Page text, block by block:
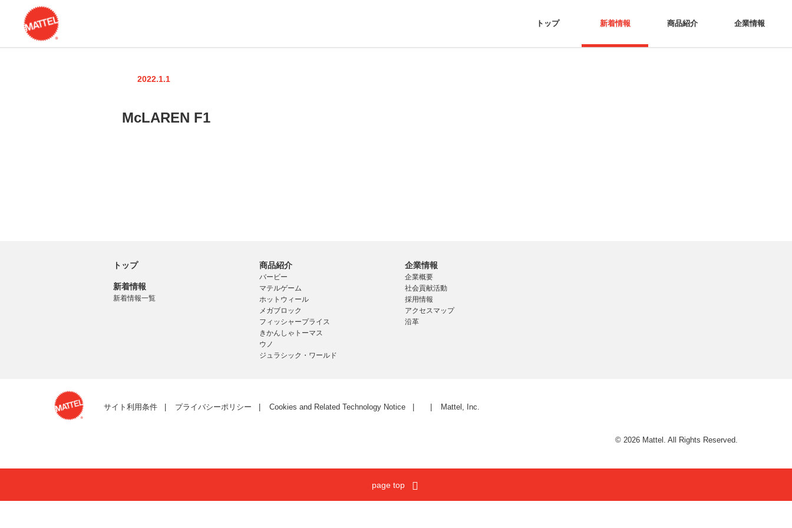
トップ 新着情報 商品紹介 企業情報
2022.1.1
McLAREN F1
トップ
新着情報
新着情報一覧
商品紹介
バービー
マテルゲーム
ホットウィール
メガブロック
フィッシャープライス
きかんしゃトーマス
ウノ
ジュラシック・ワールド
企業情報
企業概要
社会貢献活動
採用情報
アクセスマップ
沿革
サイト利用条件 プライバシーポリシー Cookies and Related Technology Notice Mattel, Inc.
© 2026 Mattel. All Rights Reserved.
page top